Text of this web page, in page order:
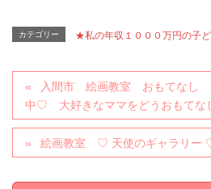
カテゴリー ★私の年収１０００万円の子
入間市 絵画教室 おもてなし
中♡ 大好きなママをどうおもてな
絵画教室 ♡ 天使のギャラリー